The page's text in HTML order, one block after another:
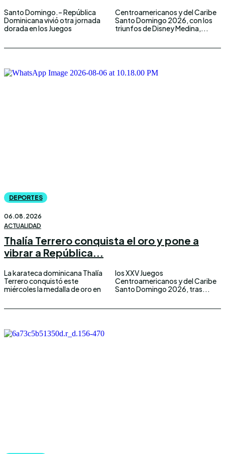
Santo Domingo.– República
Dominicana vivió otra jornada
dorada en los Juegos
Centroamericanos y del Caribe
Santo Domingo 2026, con los
triunfos de Disney Medina,...
DEPORTES
06.08.2026
ACTUALIDAD
Thalía Terrero conquista el oro y pone a
vibrar a República...
La karateca dominicana Thalía
Terrero conquistó este
miércoles la medalla de oro en
los XXV Juegos
Centroamericanos y del Caribe
Santo Domingo 2026, tras...